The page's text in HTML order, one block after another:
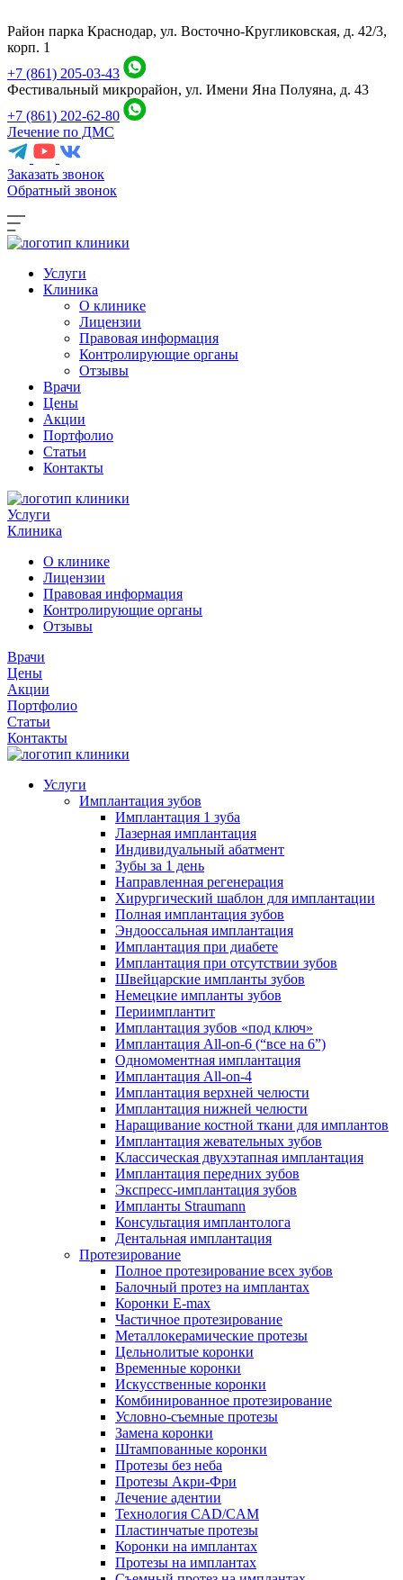
Район парка Краснодар, ул. Восточно-Кругликовская, д. 42/3,
корп. 1
+7 (861) 205-03-43
Фестивальный микрорайон, ул. Имени Яна Полуяна, д. 43
+7 (861) 202-62-80
Лечение по ДМС
Заказать звонок
Обратный звонок
Услуги
Клиника
О клинике
Лицензии
Правовая информация
Контролирующие органы
Отзывы
Врачи
Цены
Акции
Портфолио
Статьи
Контакты
Услуги
Клиника
О клинике
Лицензии
Правовая информация
Контролирующие органы
Отзывы
Врачи
Цены
Акции
Портфолио
Статьи
Контакты
Услуги
Имплантация зубов
Имплантация 1 зуба
Лазерная имплантация
Индивидуальный абатмент
Зубы за 1 день
Направленная регенерация
Хирургический шаблон для имплантации
Полная имплантация зубов
Эндооссальная имплантация
Имплантация при диабете
Имплантация при отсутствии зубов
Швейцарские импланты зубов
Немецкие импланты зубов
Периимплантит
Имплантация зубов «под ключ»
Имплантация All-on-6 (“все на 6”)
Одномоментная имплантация
Имплантация All-on-4
Имплантация верхней челюсти
Имплантация нижней челюсти
Наращивание костной ткани для имплантов
Имплантация жевательных зубов
Классическая двухэтапная имплантация
Имплантация передних зубов
Экспресс-имплантация зубов
Импланты Straumann
Консультация имплантолога
Дентальная имплантация
Протезирование
Полное протезирование всех зубов
Балочный протез на имплантах
Коронки E-max
Частичное протезирование
Металлокерамические протезы
Цельнолитые коронки
Временные коронки
Искусственные коронки
Комбинированное протезирование
Условно-съемные протезы
Замена коронки
Штампованные коронки
Протезы без неба
Протезы Акри-Фри
Лечение адентии
Технология CAD/CAM
Пластинчатые протезы
Коронки на имплантах
Протезы на имплантах